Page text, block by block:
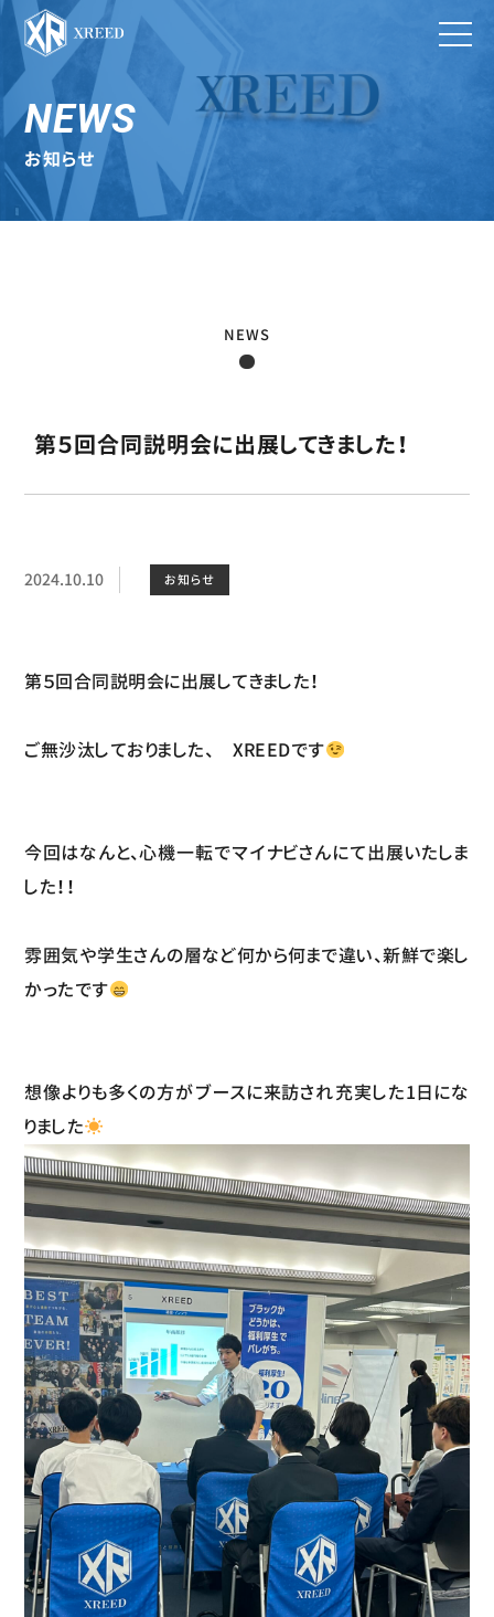
NEWS
お知らせ
第５回合同説明会に出展してきました！
NEWS
2024.10.10 お知らせ
第５回合同説明会に出展してきました！
ご無沙汰しておりました、 XREEDです
今回はなんと、心機一転でマイナビさんにて出展いたしま
した！！
雰囲気や学生さんの層など何から何まで違い、新鮮で楽し
かったです
想像よりも多くの方がブースに来訪され充実した1日にな
りました